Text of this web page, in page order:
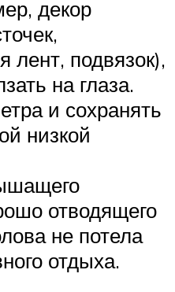
декор
лент, подвязок),
на глаза.
и сохранять
низкой
отводящего
не потела
отдыха.